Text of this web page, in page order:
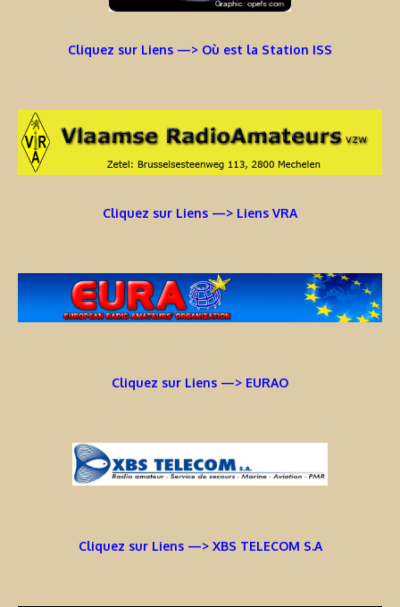
Cliquez sur Liens —> Où est la Station ISS
Cliquez sur Liens —> Liens VRA
Cliquez sur Liens —> EURAO
Cliquez sur Liens —> XBS TELECOM S.A